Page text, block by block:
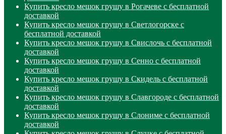
Купить кресло мешок грушу в Рогачеве с бесплатной
доставкой
Купить кресло мешок грушу в Светлогорске с
бесплатной доставкой
Купить кресло мешок грушу в Свислочь с бесплатной
доставкой
Купить кресло мешок грушу в Сенно с бесплатной
доставкой
Купить кресло мешок грушу в Скидель с бесплатной
доставкой
Купить кресло мешок грушу в Славгороде с бесплатной
доставкой
Купить кресло мешок грушу в Слониме с бесплатной
доставкой